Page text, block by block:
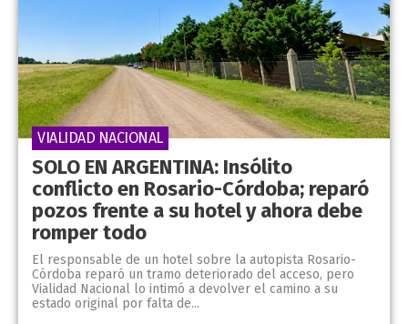
SOLO EN ARGENTINA: Insólito
conflicto en Rosario-Córdoba; reparó
pozos frente a su hotel y ahora debe
romper todo
El responsable de un hotel sobre la autopista Rosario-
Córdoba reparó un tramo deteriorado del acceso, pero
Vialidad Nacional lo intimó a devolver el camino a su
estado original por falta de...
VIALIDAD NACIONAL